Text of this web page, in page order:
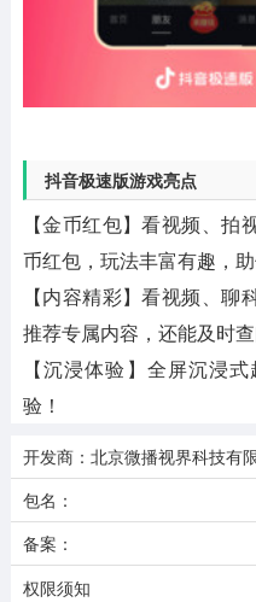
抖音极速版游戏亮点
【金币红包】看视频、
币红包，玩法丰富有趣，
【内容精彩】看视频、
推荐专属内容，还能及时
【沉浸体验】全屏沉浸
验！
开发商：北京微播视界科技有
包名：
备案：
权限须知